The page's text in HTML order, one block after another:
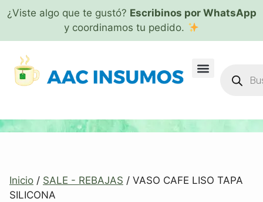
¿Viste algo que te gustó? Escribinos por WhatsApp
y coordinamos tu pedido.
Inicio / SALE - REBAJAS / VASO CAFE LISO TAPA
SILICONA